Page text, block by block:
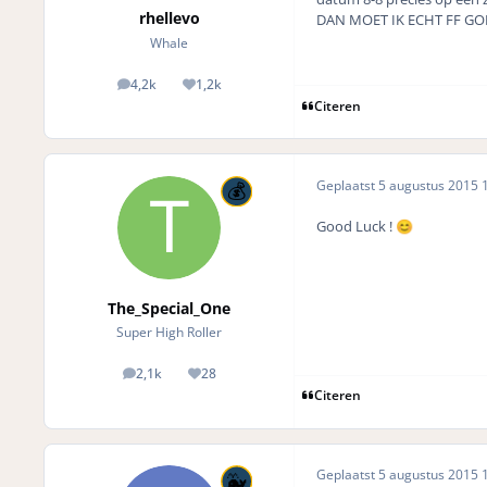
rhellevo
Whale
4,2k
posts 1,2k
Reputation
DAN MOET IK ECHT FF
Citeren
The_Special_One
Super High Roller
2,1k
posts 28
Reputation
Geplaatst 5 augustus 2015
Good Luck ! 😊
Citeren
Geplaatst 5 augustus 2015